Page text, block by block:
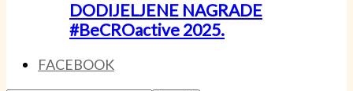
DODIJELJENE NAGRADE
#BeCROactive 2025.
FACEBOOK